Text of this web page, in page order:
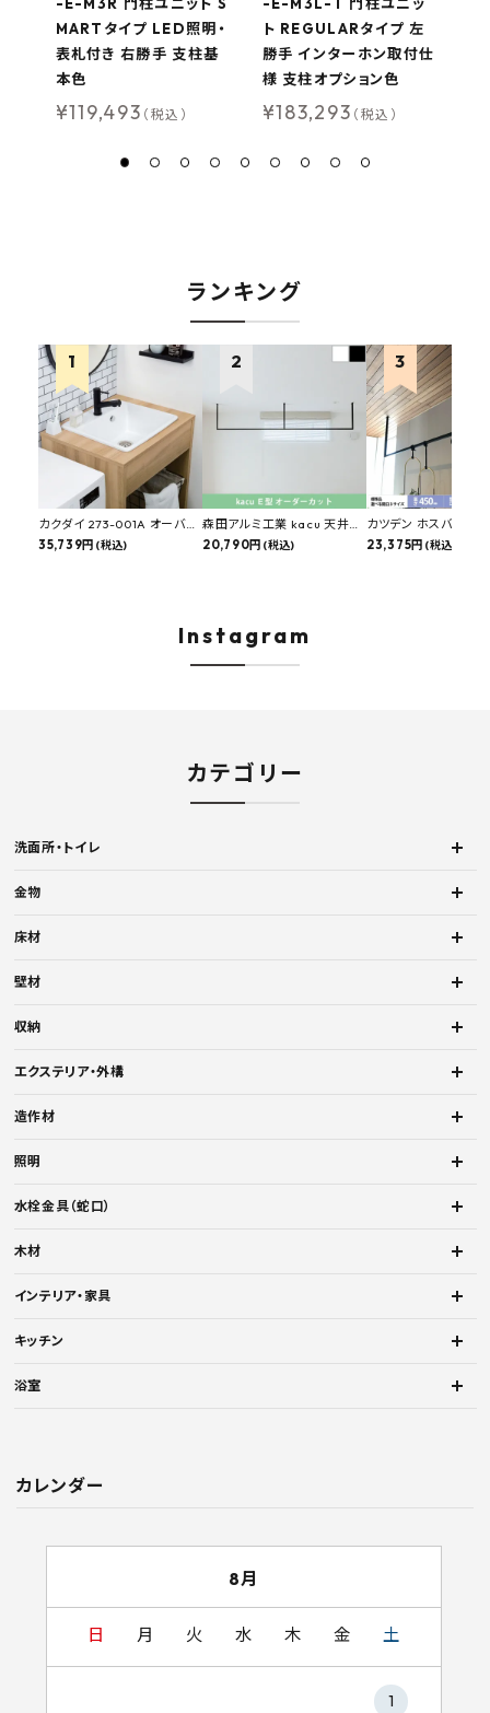
MARTタイプ LED照明・
表札付き 右勝手 支柱基
本色
¥119,493 （税込）
ト REGULARタイプ 左
勝手 インターホン取付仕
様 支柱オプション色
¥183,293 （税込）
ランキング
カクダイ 273-001A オーバー
カウンタースロップシンク 選
35,739円 (税込)
森田アルミ工業 kacu 天井付
け物干し E型 サイズオーダー
20,790円 (税込)
カツデン ホスバ 天井
物干し 標準サイズ ス
23,375円 (税込)
Instagram
カテゴリー
洗面所・トイレ
金物
床材
壁材
収納
エクステリア・外構
造作材
照明
水栓金具（蛇口）
木材
インテリア・家具
キッチン
浴室
カレンダー
8月
日 月 火 水 木 金 土
1